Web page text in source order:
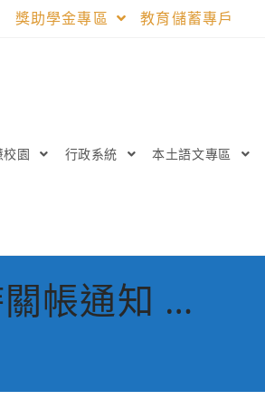
獎助學金專區 教育儲蓄專戶
校園 行政系統 本土語文專區
帳通知 …